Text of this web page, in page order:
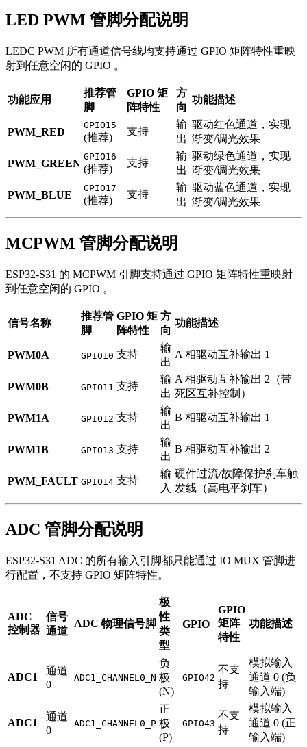
LED PWM 管脚分配说明
LEDC PWM 所有通道信号线均支持通过 GPIO 矩阵特性重映
射到任意空闲的 GPIO 。
功能应用
推荐管
脚
GPIO 矩
阵特性
方
向
功能描述
PWM_RED
GPIO15
(推荐)
支持
输
出
驱动红色通道，实现
渐变/调光效果
PWM_GREEN
GPIO16
(推荐)
支持
输
出
驱动绿色通道，实现
渐变/调光效果
PWM_BLUE
GPIO17
(推荐)
支持
输
出
驱动蓝色通道，实现
渐变/调光效果
MCPWM 管脚分配说明
ESP32-S31 的 MCPWM 引脚支持通过 GPIO 矩阵特性重映射
到任意空闲的 GPIO 。
信号名称
推荐管
脚
GPIO 矩
阵特性
方
向
功能描述
PWM0A GPIO10 支持
输
出
A 相驱动互补输出 1
PWM0B GPIO11 支持
输
出
A 相驱动互补输出 2（带
死区互补控制）
PWM1A GPIO12 支持
输
出
B 相驱动互补输出 1
PWM1B GPIO13 支持
输
出
B 相驱动互补输出 2
PWM_FAULT GPIO14 支持
输
入
硬件过流/故障保护刹车触
发线（高电平刹车）
ADC 管脚分配说明
ESP32-S31 ADC 的所有输入引脚都只能通过 IO MUX 管脚进
行配置，不支持 GPIO 矩阵特性。
ADC
控制器
信号
通道
ADC 物理信号脚
极
性
类
型
GPIO
GPIO
矩阵
特性
功能描述
ADC1
通道
0
ADC1_CHANNEL0_N
负
极
(N)
GPIO42
不支
持
模拟输入
通道 0 (负
输入端)
ADC1
通道
0
ADC1_CHANNEL0_P
正
极
(P)
GPIO43
不支
持
模拟输入
通道 0 (正
输入端)